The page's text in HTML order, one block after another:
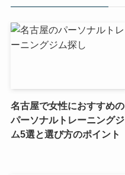
名古屋で女性におすすめの
パーソナルトレーニングジ
ム5選と選び方のポイント